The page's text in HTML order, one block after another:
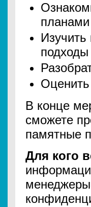
планами
Изучить
подходы
В конце
сможете
памятные
Для кого